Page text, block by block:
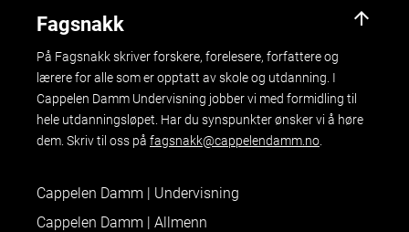
Fagsnakk
På Fagsnakk skriver forskere, forelesere, forfattere og
lærere for alle som er opptatt av skole og utdanning. I
Cappelen Damm Undervisning jobber vi med formidling til
hele utdanningsløpet. Har du synspunkter ønsker vi å høre
dem. Skriv til oss på fagsnakk@cappelendamm.no.
Cappelen Damm | Undervisning
Cappelen Damm | Allmenn
arrow_upward